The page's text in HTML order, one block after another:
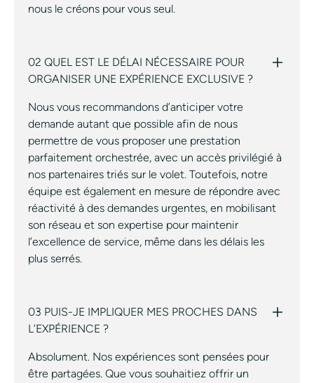
nous le créons pour vous seul.
02 QUEL EST LE DÉLAI NÉCESSAIRE POUR
ORGANISER UNE EXPÉRIENCE EXCLUSIVE ?
Nous vous recommandons d’anticiper votre
demande autant que possible afin de nous
permettre de vous proposer une prestation
parfaitement orchestrée, avec un accès privilégié à
nos partenaires triés sur le volet. Toutefois, notre
équipe est également en mesure de répondre avec
réactivité à des demandes urgentes, en mobilisant
son réseau et son expertise pour maintenir
l’excellence de service, même dans les délais les
plus serrés.
03 PUIS-JE IMPLIQUER MES PROCHES DANS
L’EXPÉRIENCE ?
Absolument. Nos expériences sont pensées pour
être partagées. Que vous souhaitiez offrir un